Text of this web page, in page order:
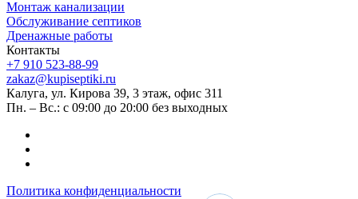
Монтаж канализации
Обслуживание септиков
Дренажные работы
Контакты
+7 910 523-88-99
zakaz@kupiseptiki.ru
Калуга, ул. Кирова 39, 3 этаж, офис 311
Пн. – Вс.: с 09:00 до 20:00 без выходных
Политика конфиденциальности